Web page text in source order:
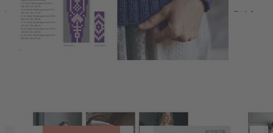
Mit den Rundpassenpullovern von Niina Laitinen wird das Stricken
zu einem wahren Vergnügen. Entdecken Sie die Freude am Stricken
neu und kreieren Sie Ihre eigenen Fashion-Highlights!